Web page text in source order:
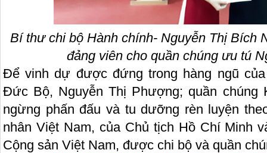
Bí thư chi bộ Hành chính- Nguyễn Thị Bích
đảng viên cho quần chúng ưu tú
Để vinh dự được đứng trong hàng ngũ
Đức Bộ, Nguyễn Thị Phượng; quần chúng
ngừng phấn đấu và tu dưỡng rèn luyện
nhân Việt Nam, của Chủ tịch Hồ Chí Minh
Cộng sản Việt Nam, được chi bộ và quần